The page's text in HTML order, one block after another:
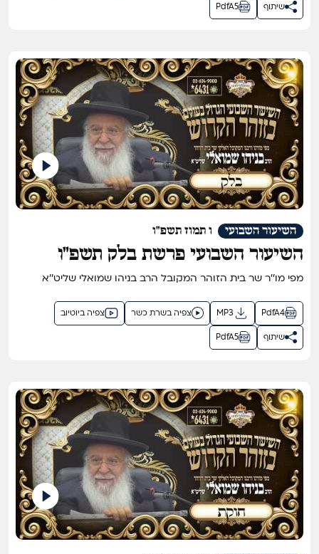
PdfA5 שיתוף
ו תמוז תשפ"ו השיעור השבועי
השיעור השבועי פרשת בלק תשפ"ו
מפי מו''ר שר בית הזוהר המקובל הרב בניהו שמואלי שליט''א
צפיה ביוטיוב צפיה בשרת כשר MP3 PdfA4
PdfA5 שיתוף